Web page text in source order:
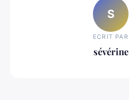
S
ECRIT PAR
sévérine